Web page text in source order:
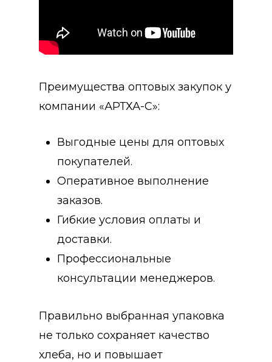
Преимущества оптовых закупок у
компании «АРТХА-С»:
Выгодные цены для оптовых
покупателей.
Оперативное выполнение
заказов.
Гибкие условия оплаты и
доставки.
Профессиональные
консультации менеджеров.
Правильно выбранная упаковка
не только сохраняет качество
хлеба, но и повышает